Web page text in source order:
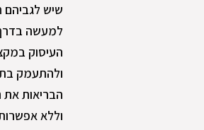
שיש לגביהם
למעשה בדרך
ולהתעמק
הבריאות את
וללא